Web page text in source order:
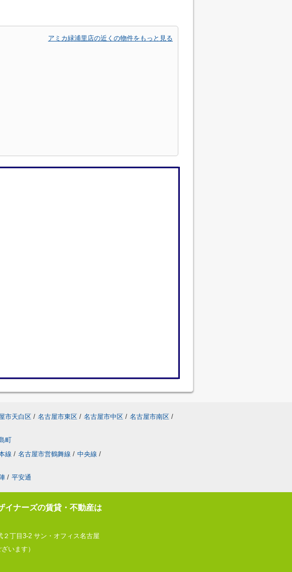
アミカ緑浦里店の近くの物件をもっと見る
市天白区 / 名古屋市東区 / 名古屋市中区 / 名古屋市南区 /
町
線 / 名古屋市営鶴舞線 / 中央線 /
/ 平安通
イナーズの賃貸・不動産は
丁目3-2 サン・オフィス名古屋
います）